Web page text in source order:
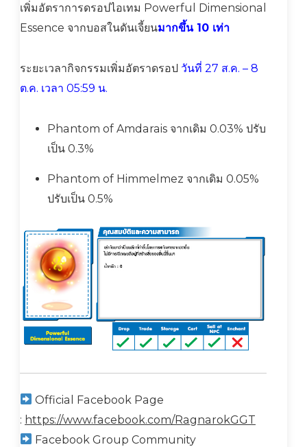
เพิ่มอัตราการดรอปไอเทม Powerful Dimensional
Essence จากบอสในดันเจี้ยนมากขึ้น 10 เท่า
ระยะเวลากิจกรรมเพิ่มอัตราดรอป วันที่ 27 ส.ค. – 8
ต.ค. เวลา 05:59 น.
Phantom of Amdarais จากเดิม 0.03% ปรับ
เป็น 0.3%
Phantom of Himmelmez จากเดิม 0.05%
ปรับเป็น 0.5%
Official Facebook Page
: https://www.facebook.com/RagnarokGGT
Facebook Group Community